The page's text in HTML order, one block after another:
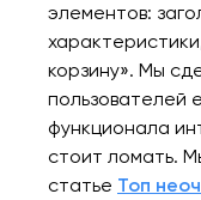
элементов:
корзину». Мы
пользователей
функционала
стоит ломать.
статье Топ